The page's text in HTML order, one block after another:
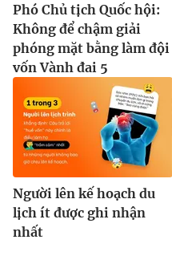
Phó Chủ tịch Quốc hội:
Không để chậm giải
phóng mặt bằng làm đội
vốn Vành đai 5
Người lên kế hoạch du
lịch ít được ghi nhận
nhất